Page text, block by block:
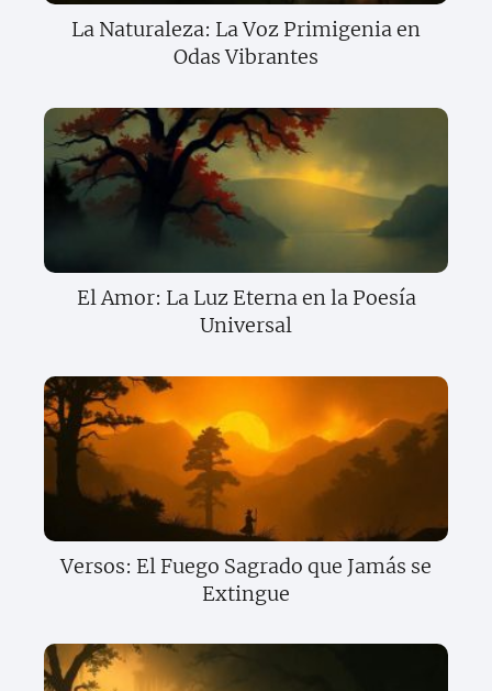
La Naturaleza: La Voz Primigenia en
Odas Vibrantes
El Amor: La Luz Eterna en la Poesía
Universal
Versos: El Fuego Sagrado que Jamás se
Extingue